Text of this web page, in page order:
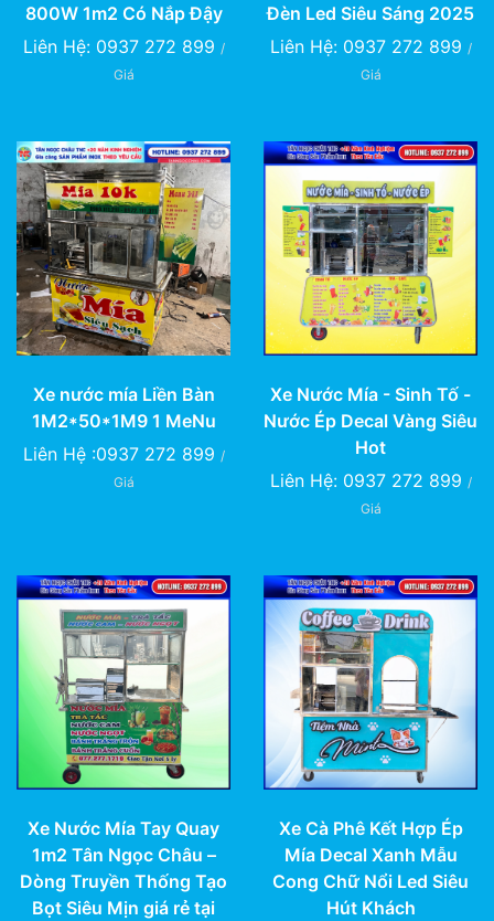
800W 1m2 Có Nắp Đậy
Liên Hệ: 0937 272 899 /
Giá
Đèn Led Siêu Sáng 2025
Liên Hệ: 0937 272 899 /
Giá
Xe nước mía Liền Bàn
1M2*50*1M9 1 MeNu
Liên Hệ :0937 272 899 /
Giá
Xe Nước Mía - Sinh Tố -
Nước Ép Decal Vàng Siêu
Hot
Liên Hệ: 0937 272 899 /
Giá
Xe Nước Mía Tay Quay
1m2 Tân Ngọc Châu –
Dòng Truyền Thống Tạo
Bọt Siêu Mịn giá rẻ tại
Xe Cà Phê Kết Hợp Ép
Mía Decal Xanh Mẫu
Cong Chữ Nổi Led Siêu
Hút Khách